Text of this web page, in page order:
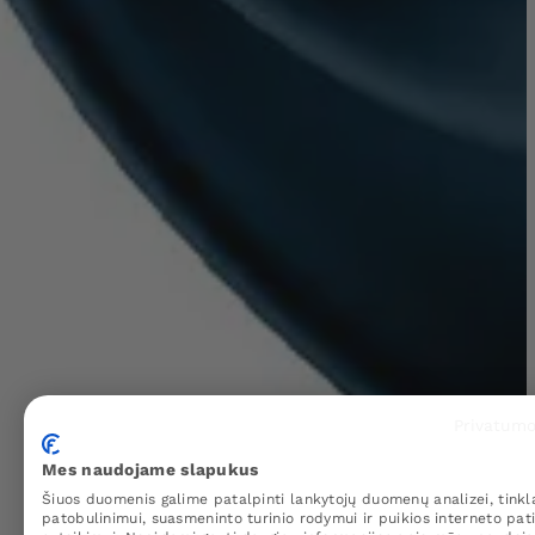
Mes naudojame slapukus
Šiuos duomenis galime patalpinti lankytojų duomenų analizei,
patobulinimui, suasmeninto turinio rodymui ir puikios interneto